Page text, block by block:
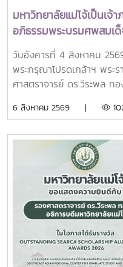
University Council
มหาวิทยาลัยแห่งชาติสิงคโป
สภามหาวิทยาลัยชิงหวา ตล
4 แห่ง ได้แก่ ที่ประชุมอธิกา
อธิการบดีมหาวิทยาลัยราช
มหาวิทยาลัยเทคโนโลยีรา
แลกเปลี่ยนประสบการณ์ด้า
ผู้นำเครือข่ายอุดมศึกษา กา
AI และนวัตกรรมจากภาค
Action เพื่อร่วมกำหนดข้อเ
การขับเคลื่อนมหาวิทยาลัยไ
นี้มหาวิทยาลัยแม่โจ้ติดตาม
อุดมศึกษาไทย พร้อมแลกเ
มือกับเครือข่ายสถาบันอุด
มหาวิทยาลัยไทยให้ก้าวทัน
ยกระดับศักยภาพด้านการศึ
มหาวิทยาลัยแม่โจ้เป็นเจ้
อภิธรรมพระบรมศพสมเ
ราชินีนาถ พระบรมราชช
ถวายบังคมพระศพ สมเด็
ภา นเรนทิราเทพยวดี ก
วันอังคารที่ 4 สิงหาคม
พระกรุณาโปรดเกล้าฯ พระ
ศาสตราจารย์ ดร.วีระพล ท
บุคลากร รวมจำนวน 25 คน
พระบรมราชชนนีพันปีหลว
พระบรมมหาราชวัง และเข้
พระเจ้าลูกเธอ เจ้าฟ้าพัชร
ราชสาริณีสิริพัชร มหาวัชร
พระบรมมหาราชวังการเข้
มหากรุณาธิคุณล้นเกล้าล้น
มหาวิทยาลัย สมาคมศิษย์เ
ร่วมแสดงความจงรักภักดี
มหากรุณาธิคุณอย่างหาที่สุ
6 สิงหาคม 2569 |